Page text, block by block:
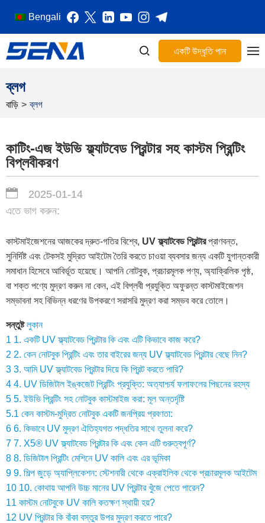
Bengali
একটি উদ্ধৃতি পান
ব্লগ
বাড়ি > ব্লগ
কাটিং-এজ ইউভি ফ্ল্যাটবেড প্রিন্টার সহ কাস্টম প্রিন্টিং
বিপ্লবীকরণ
2025-01-14
এতে ভাগ করুন:
কাস্টমাইজেশনের আজকের দ্রুত-গতির বিশ্বে, UV ফ্ল্যাটবেড প্রিন্টারপ্রাণবন্ত,
সুনির্দিষ্ট এবং টেকসই মুদ্রিত আইটেম তৈরি করতে চাওয়া ব্যবসার জন্য একটি যুগান্তকারী
সমাধান হিসেবে আবির্ভূত হয়েছে। আপনি নোটবুক, প্রচারমূলক পণ্য, অ্যাক্রিলিক পৃষ্ঠ,
বা শক্ত পণ্যে মুদ্রণ করুন না কেন, এই বিপ্লবী প্রযুক্তি অফুরন্ত কাস্টমাইজেশন
সম্ভাবনা সহ বিভিন্ন ধরণের উপকরণে সরাসরি মুদ্রণ করা সম্ভব করে তোলে।
সন্তুষ্ট লুকান
1 1. একটি UV ফ্ল্যাটবেড প্রিন্টার কি এবং এটি কিভাবে কাজ করে?
2 2. কেন নোটবুক প্রিন্টিং এবং তার বাইরের জন্য UV ফ্ল্যাটবেড প্রিন্টার বেছে নিন?
3 3. আমি UV ফ্ল্যাটবেড প্রিন্টার দিয়ে কি প্রিন্ট করতে পারি?
4 4. UV ডিজিটাল ইঙ্কজেট প্রিন্টিং প্রযুক্তি: অত্যাশ্চর্য ফলাফলের পিছনের রহস্য
5 5. ইউভি প্রিন্টিং সহ নোটবুক কাস্টমাইজ করা: মূল অন্তর্দৃষ্টি
5.1 কেন কাস্টম-মুদ্রিত নোটবুক একটি জনপ্রিয় প্রবণতা:
6 6. কিভাবে UV মুদ্রণ ঐতিহ্যগত পদ্ধতির সাথে তুলনা করে?
7 7. X5® UV ফ্ল্যাটবেড প্রিন্টার কি এবং কেন এটি গুরুত্বপূর্ণ?
8 8. ডিজিটাল প্রিন্টিং মেশিনে UV কালি এবং এর ভূমিকা
9 9. শিল্প জুড়ে অ্যাপ্লিকেশন: স্টেশনারী থেকে এক্রাইলিক থেকে প্রচারমূলক আইটেম
10 10. কোথায় আপনি উচ্চ মানের UV প্রিন্টার খুঁজে পেতে পারেন?
11 কাস্টম নোটবুকে UV কালি কতক্ষণ স্থায়ী হয়?
12 UV প্রিন্টার কি বাঁকা বস্তুর উপর মুদ্রণ করতে পারে?